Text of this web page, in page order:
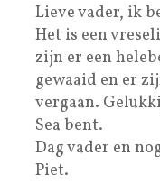
Lieve vader, ik
Het is een
zijn er een
gewaaid en er
vergaan.
Sea bent.
Dag vader en
Piet.